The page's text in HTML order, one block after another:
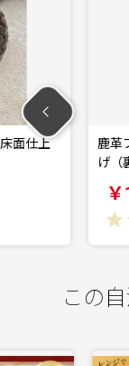
磨き床面仕上
この